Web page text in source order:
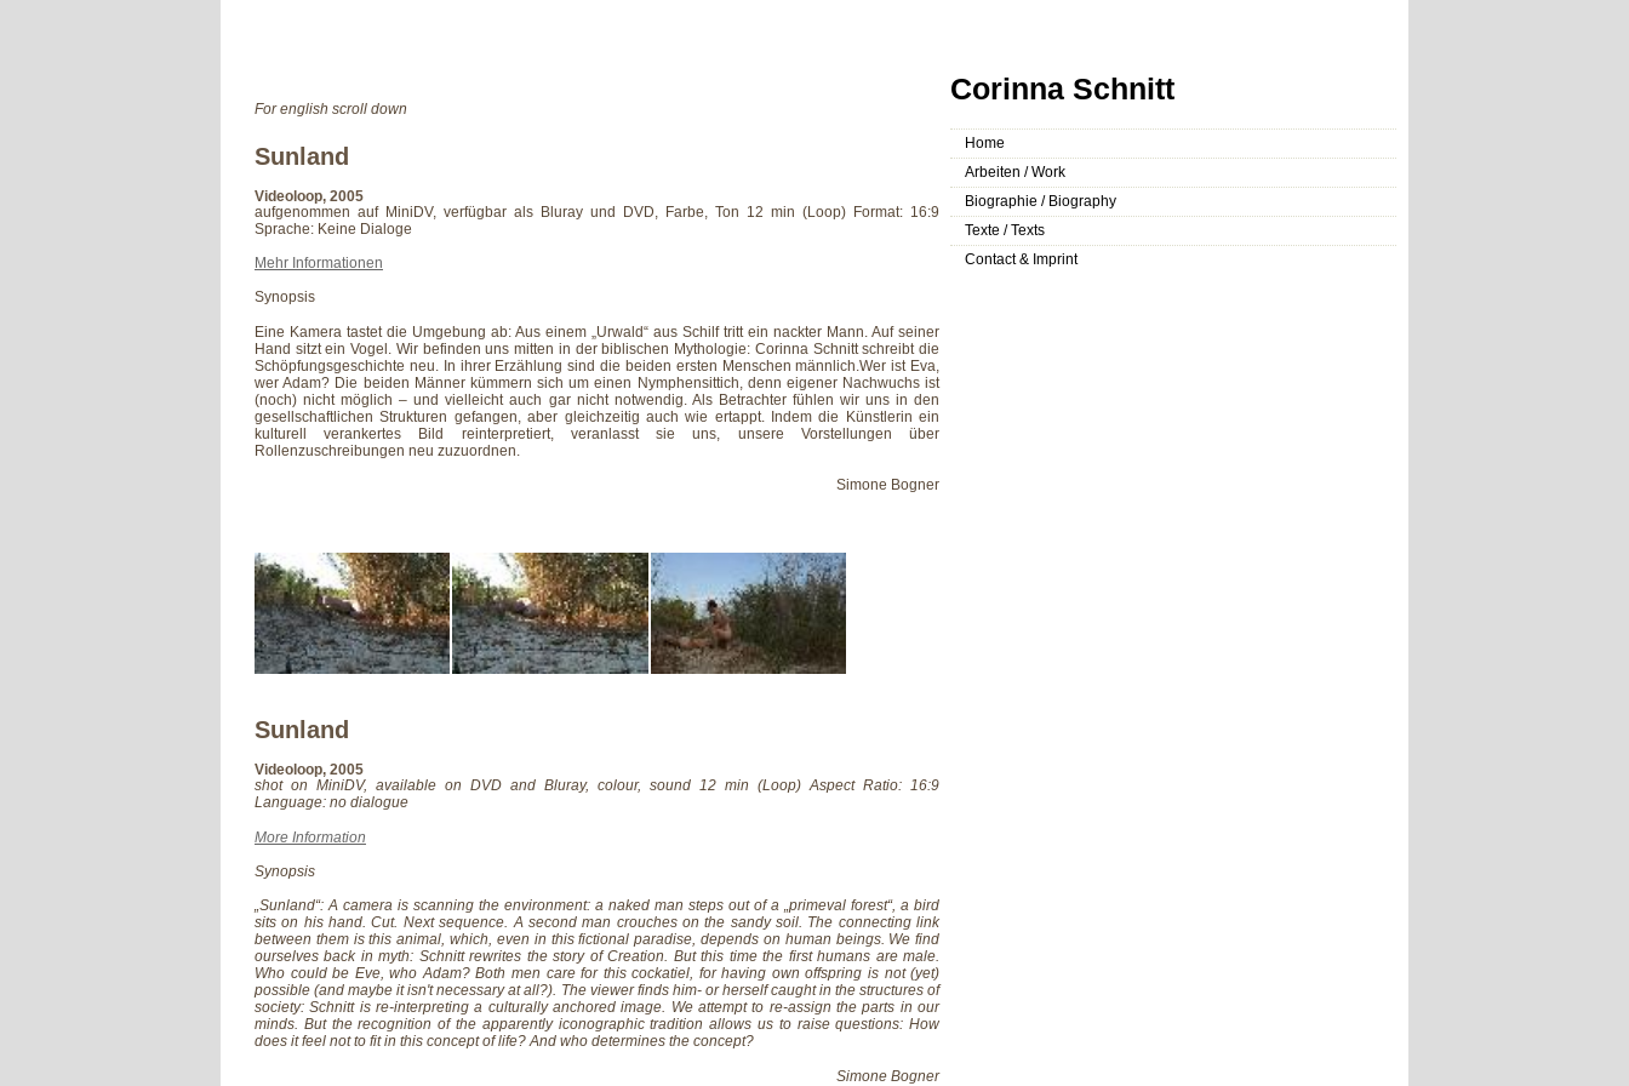
For english scroll down
Sunland
Videoloop, 2005
aufgenommen auf MiniDV, verfügbar als Bluray und DVD, Farbe, Ton 12 min (Loop) Format: 16:9
Sprache: Keine Dialoge
Mehr Informationen
Synopsis
Eine Kamera tastet die Umgebung ab: Aus einem „Urwald“ aus Schilf tritt ein nackter Mann. Auf seiner
Hand sitzt ein Vogel. Wir befinden uns mitten in der biblischen Mythologie: Corinna Schnitt schreibt die
Schöpfungsgeschichte neu. In ihrer Erzählung sind die beiden ersten Menschen männlich.Wer ist Eva,
wer Adam? Die beiden Männer kümmern sich um einen Nymphensittich, denn eigener Nachwuchs ist
(noch) nicht möglich – und vielleicht auch gar nicht notwendig. Als Betrachter fühlen wir uns in den
gesellschaftlichen Strukturen gefangen, aber gleichzeitig auch wie ertappt. Indem die Künstlerin ein
kulturell verankertes Bild reinterpretiert, veranlasst sie uns, unsere Vorstellungen über
Rollenzuschreibungen neu zuzuordnen.
Simone Bogner
Sunland
Videoloop, 2005
shot on MiniDV, available on DVD and Bluray, colour, sound 12 min (Loop) Aspect Ratio: 16:9
Language: no dialogue
More Information
Synopsis
„Sunland“: A camera is scanning the environment: a naked man steps out of a „primeval forest“, a bird
sits on his hand. Cut. Next sequence. A second man crouches on the sandy soil. The connecting link
between them is this animal, which, even in this fictional paradise, depends on human beings. We find
ourselves back in myth: Schnitt rewrites the story of Creation. But this time the first humans are male.
Who could be Eve, who Adam? Both men care for this cockatiel, for having own offspring is not (yet)
possible (and maybe it isn't necessary at all?). The viewer finds him- or herself caught in the structures of
society: Schnitt is re-interpreting a culturally anchored image. We attempt to re-assign the parts in our
minds. But the recognition of the apparently iconographic tradition allows us to raise questions: How
does it feel not to fit in this concept of life? And who determines the concept?
Simone Bogner
Corinna Schnitt
Home
Arbeiten / Work
Biographie / Biography
Texte / Texts
Contact & Imprint